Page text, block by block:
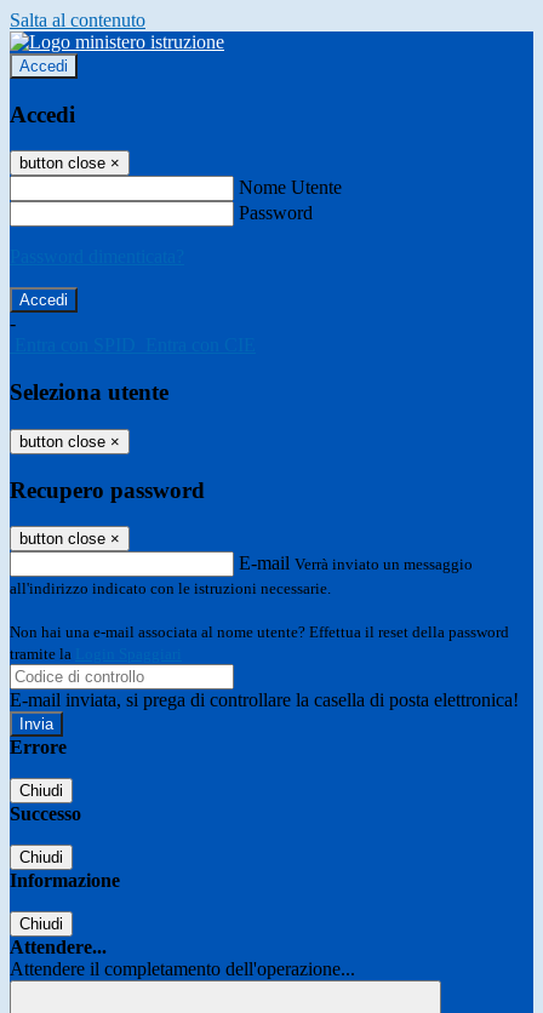
Salta al contenuto
Accedi
Accedi
button close ×
Nome Utente
Password
-
Seleziona utente
button close ×
Recupero password
button close ×
E-mail Verrà inviato un messaggio
all'indirizzo indicato con le istruzioni necessarie.
Non hai una e-mail associata al nome utente? Effettua il reset della password
tramite la
E-mail inviata, si prega di controllare la casella di posta elettronica!
Errore
Chiudi
Successo
Chiudi
Informazione
Chiudi
Attendere...
Attendere il completamento dell'operazione...